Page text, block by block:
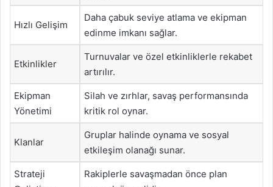
Hızlı Gelişim
Daha çabuk seviye atlama ve ekipman
edinme imkanı sağlar.
Etkinlikler
Turnuvalar ve özel etkinliklerle rekabet
artırılır.
Ekipman
Yönetimi
Silah ve zırhlar, savaş performansında
kritik rol oynar.
Klanlar
Gruplar halinde oynama ve sosyal
etkileşim olanağı sunar.
Strateji
Rakiplerle savaşmadan önce plan